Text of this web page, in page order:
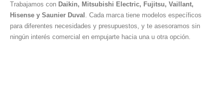
Trabajamos con Daikin, Mitsubishi Electric, Fujitsu, Vaillant,
Hisense y Saunier Duval . Cada marca tiene modelos específicos
para diferentes necesidades y presupuestos, y te asesoramos sin
ningún interés comercial en empujarte hacia una u otra opción.